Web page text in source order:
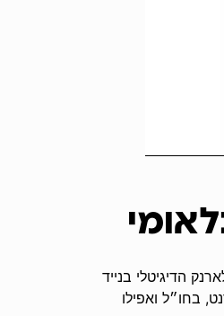
הדיגיטלי בנייד
בחו״ל ואפילו